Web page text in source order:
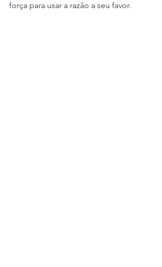
força para usar a razão a seu favor.